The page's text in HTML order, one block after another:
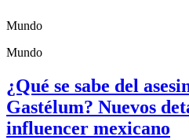
Mundo
Mundo
¿Qué se sabe del
Gastélum? Nuevos
influencer mexicano